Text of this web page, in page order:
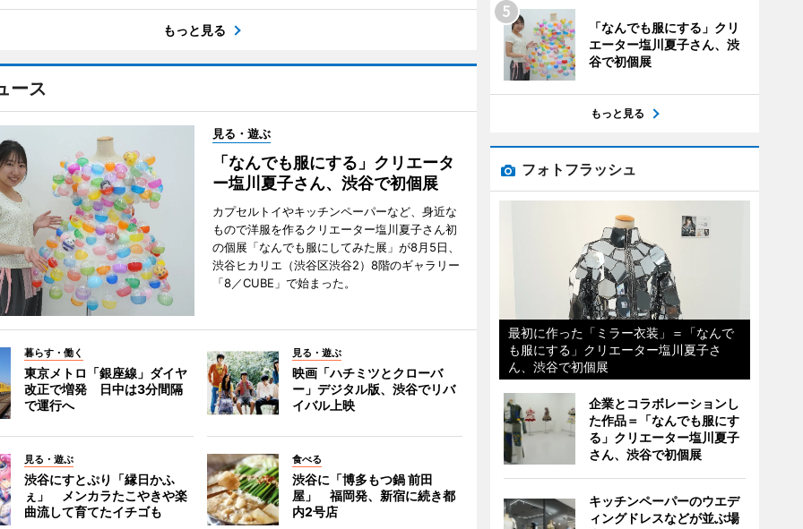
もっと見る
ース
見る・遊ぶ
「なんでも服にする」クリエータ
ー塩川夏子さん、渋谷で初個展
カプセルトイやキッチンペーパーなど、身近な
もので洋服を作るクリエーター塩川夏子さん初
の個展「なんでも服にしてみた展」が8月5日、
渋谷ヒカリエ（渋谷区渋谷2）8階のギャラリー
「8／CUBE」で始まった。
暮らす・働く
東京メトロ「銀座線」ダイヤ
改正で増発 日中は3分間隔
で運行へ
見る・遊ぶ
映画「ハチミツとクローバ
ー」デジタル版、渋谷でリバ
イバル上映
見る・遊ぶ
渋谷にすとぷり「縁日かふ
ぇ」 メンカラたこやきや楽
曲流して育てたイチゴも
食べる
渋谷に「博多もつ鍋 前田
屋」 福岡発、新宿に続き都
内2号店
「なんでも服にする」クリ
エーター塩川夏子さん、渋
谷で初個展
もっと見る
フォトフラッシュ
最初に作った「ミラー衣装」＝「なんで
も服にする」クリエーター塩川夏子さ
ん、渋谷で初個展
企業とコラボレーションし
た作品＝「なんでも服にす
る」クリエーター塩川夏子
さん、渋谷で初個展
キッチンペーパーのウエデ
ィングドレスなどが並ぶ場